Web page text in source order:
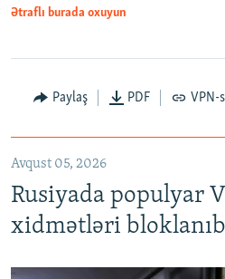
Ətraflı burada oxuyun
Paylaş PDF VPN-
Avqust 05, 2026
Rusiyada populyar
xidmətləri bloklanıb